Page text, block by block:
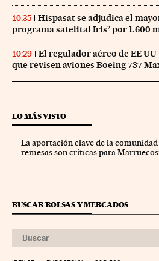
10:35
Hispasat se adjudica el
programa satelital Iris² por 1.600
10:29
El regulador aéreo de EE
que revisen aviones Boeing 737
LO MÁS VISTO
La aportación clave de la
remesas son críticas para
BUSCAR BOLSAS Y MERCADOS